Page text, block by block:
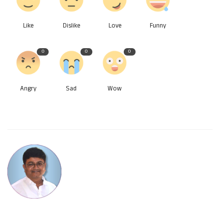
Like Dislike Love Funny
0
Angry
0
Sad
0
Wow